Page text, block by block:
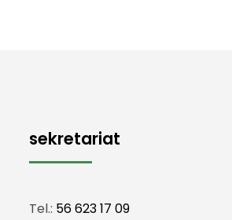
sekretariat
Tel.: 56 623 17 09